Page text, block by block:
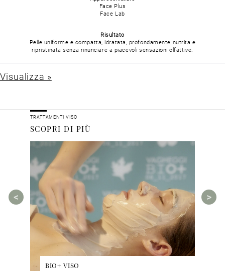
Face Plus
Face Lab
Risultato
Pelle uniforme e compatta, idratata, profondamente nutrita e
ripristinata senza rinunciare a piacevoli sensazioni olfattive.
Visualizza »
TRATTAMENTI VISO
SCOPRI DI PIÙ
BIO+ VISO